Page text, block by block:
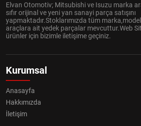
Elvan Otomotiv; Mitsubishi ve Isuzu marka
sıfır orijinal ve yeni yan sanayi parça satışını
yapmaktadır.Stoklarımızda tüm
araçlara ait yedek parçalar mevcuttur.Web
ürünler için bizimle iletişime geçiniz.
Kurumsal
Anasayfa
Hakkımızda
İletişim